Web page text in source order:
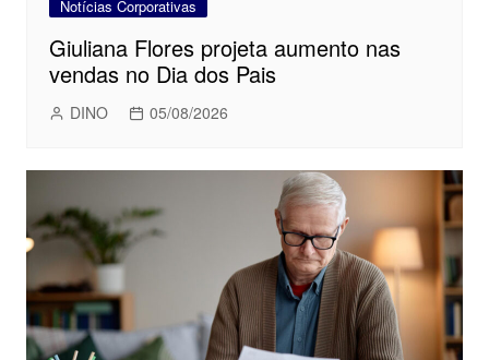
Notícias Corporativas
Giuliana Flores projeta aumento nas
vendas no Dia dos Pais
DINO 05/08/2026